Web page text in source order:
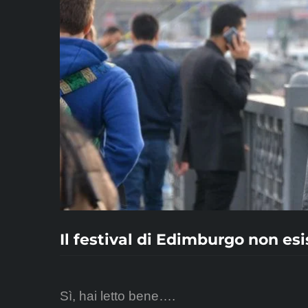
Il festival di Edimburgo non
Sì, hai letto bene….